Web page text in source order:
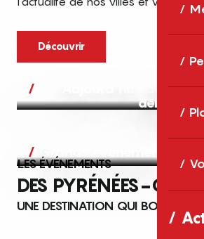
Découvrir
Aujourd’hui,
demain
Grands événements
LES ÉVÉNEMENTS
DES PYRÉNÉES-
UNE DESTINATION QUI BOUGE